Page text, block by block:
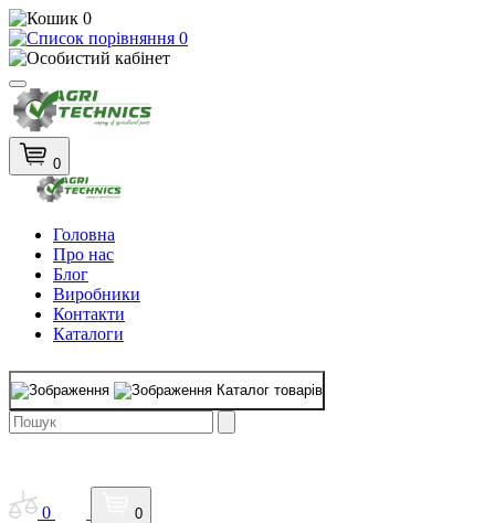
0
0
0
Головна
Про нас
Блог
Виробники
Контакти
Каталоги
Каталог товарів
0 0